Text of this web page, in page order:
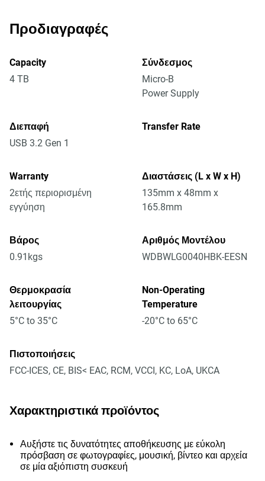
Προδιαγραφές
Capacity
4 TB
Σύνδεσμος
Micro-B
Power Supply
Διεπαφή
USB 3.2 Gen 1
Transfer Rate
Warranty
2ετής περιορισμένη
εγγύηση
Διαστάσεις (L x W x H)
135mm x 48mm x
165.8mm
Βάρος
0.91kgs
Αριθμός Μοντέλου
WDBWLG0040HBK-EESN
Θερμοκρασία
λειτουργίας
5°C to 35°C
Non-Operating
Temperature
-20°C to 65°C
Πιστοποιήσεις
FCC-ICES, CE, BIS< EAC, RCM, VCCI, KC, LoA, UKCA
Χαρακτηριστικά προϊόντος
Αυξήστε τις δυνατότητες αποθήκευσης με εύκολη
πρόσβαση σε φωτογραφίες, μουσική, βίντεο και αρχεία
σε μία αξιόπιστη συσκευή